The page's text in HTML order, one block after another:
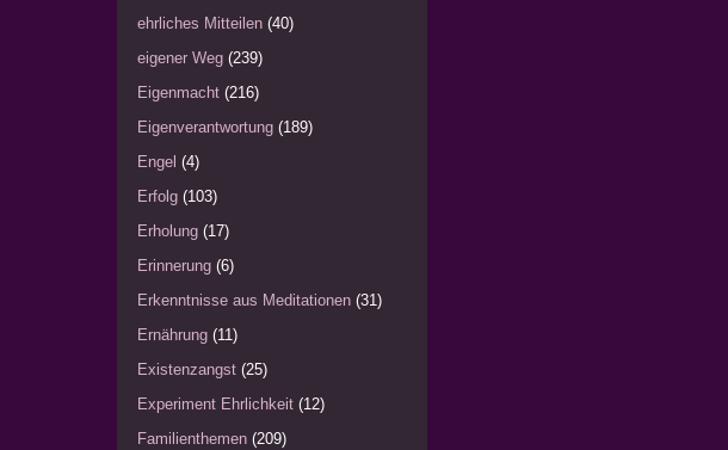
ehrliches Mitteilen (40)
eigener Weg (239)
Eigenmacht (216)
Eigenverantwortung (189)
Engel (4)
Erfolg (103)
Erholung (17)
Erinnerung (6)
Erkenntnisse aus Meditationen (31)
Ernährung (11)
Existenzangst (25)
Experiment Ehrlichkeit (12)
Familienthemen (209)